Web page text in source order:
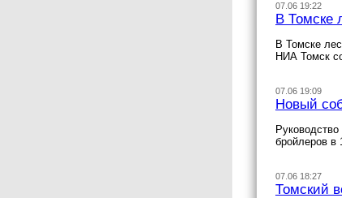
07.06 19:22
В Томске
В Томске
НИА Томск
07.06 19:09
Новый
бройлеров в
07.06 18:27
Томский